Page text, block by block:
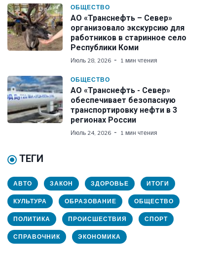
ОБЩЕСТВО
АО «Транснефть – Север»
организовало экскурсию для
работников в старинное село
Республики Коми
Июль 28, 2026 1 мин чтения
ОБЩЕСТВО
АО «Транснефть - Север»
обеспечивает безопасную
транспортировку нефти в 3
регионах России
Июль 24, 2026 1 мин чтения
ТЕГИ
АВТО ЗАКОН ЗДОРОВЬЕ ИТОГИ
КУЛЬТУРА ОБРАЗОВАНИЕ ОБЩЕСТВО
ПОЛИТИКА ПРОИСШЕСТВИЯ СПОРТ
СПРАВОЧНИК ЭКОНОМИКА